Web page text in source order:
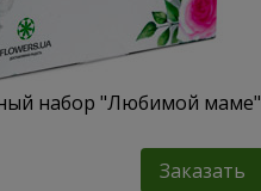
набор "Любимой маме"
Заказать